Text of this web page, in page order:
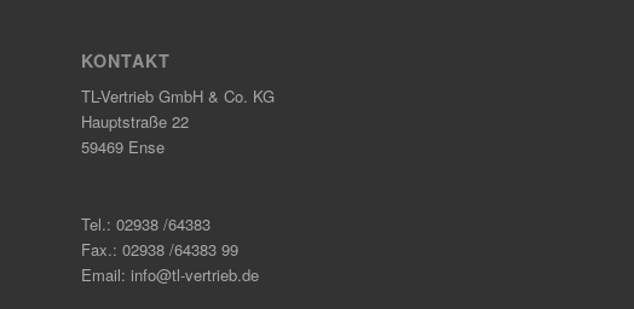
KONTAKT
TL-Vertrieb GmbH & Co. KG
Hauptstraße 22
59469 Ense
Tel.: 02938 /64383
Fax.: 02938 /64383 99
Email: info@tl-vertrieb.de